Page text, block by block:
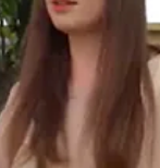
та Віра Папроцькі